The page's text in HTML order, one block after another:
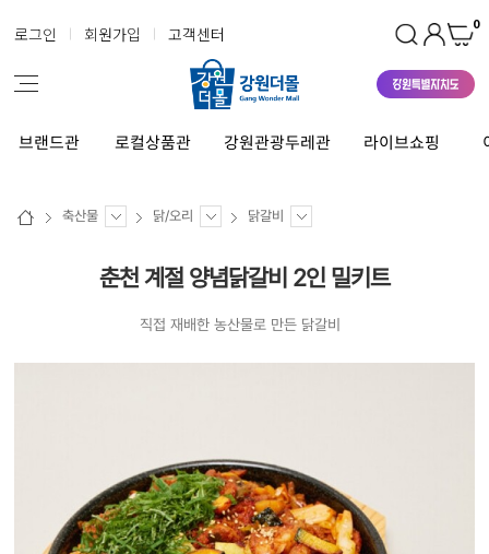
로그인 회원가입 고객센터 0
브랜드관 로컬상품관 강원관광두레관 라이브쇼핑
축산물 닭/오리 닭갈비
춘천 계절 양념닭갈비 2인 밀키트
직접 재배한 농산물로 만든 닭갈비